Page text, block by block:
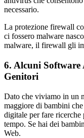
necessario.
La protezione firewall
ci fossero malware
malware, il firewall gli
6. Alcuni
Genitori
Dato che viviamo in un
maggiore di bambini
digitale per fare ricerche
tempo. Se hai dei
Web.